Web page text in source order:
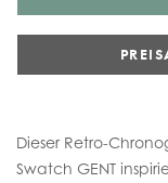
Dieser Retro-
Swatch GENT